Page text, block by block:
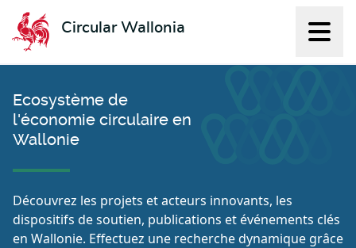
Circular Wallonia
Ecosystème de
l'économie circulaire en
Wallonie
Découvrez les projets et acteurs innovants, les
dispositifs de soutien, publications et événements clés
en Wallonie. Effectuez une recherche dynamique grâce